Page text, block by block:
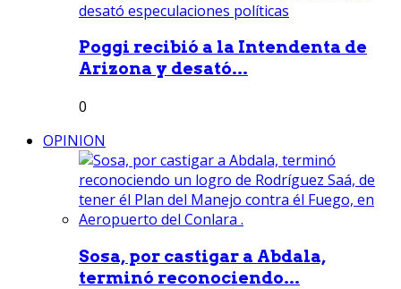
Poggi recibió a la Intendenta de
Arizona y desató...
0
OPINION
Sosa, por castigar a Abdala,
terminó reconociendo...